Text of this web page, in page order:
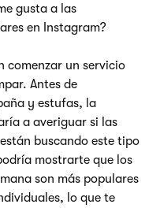
gusta a las
en Instagram?
comenzar un servicio
Antes de
y estufas, la
a averiguar si las
buscando este tipo
mostrarte que los
son más populares
lo que te